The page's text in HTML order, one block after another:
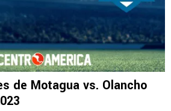
de Motagua vs. Olancho